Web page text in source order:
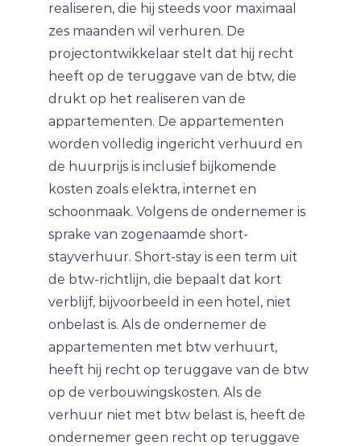
realiseren, die hij steeds voor maximaal
zes maanden wil verhuren. De
projectontwikkelaar stelt dat hij recht
heeft op de teruggave van de btw, die
drukt op het realiseren van de
appartementen. De appartementen
worden volledig ingericht verhuurd en
de huurprijs is inclusief bijkomende
kosten zoals elektra, internet en
schoonmaak. Volgens de ondernemer is
sprake van zogenaamde short-
stayverhuur. Short-stay is een term uit
de btw-richtlijn, die bepaalt dat kort
verblijf, bijvoorbeeld in een hotel, niet
onbelast is. Als de ondernemer de
appartementen met btw verhuurt,
heeft hij recht op teruggave van de btw
op de verbouwingskosten. Als de
verhuur niet met btw belast is, heeft de
ondernemer geen recht op teruggave